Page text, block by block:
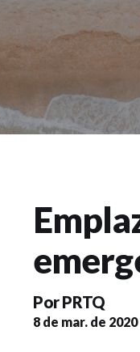
PorPRTQ
8 de mar. de 2020